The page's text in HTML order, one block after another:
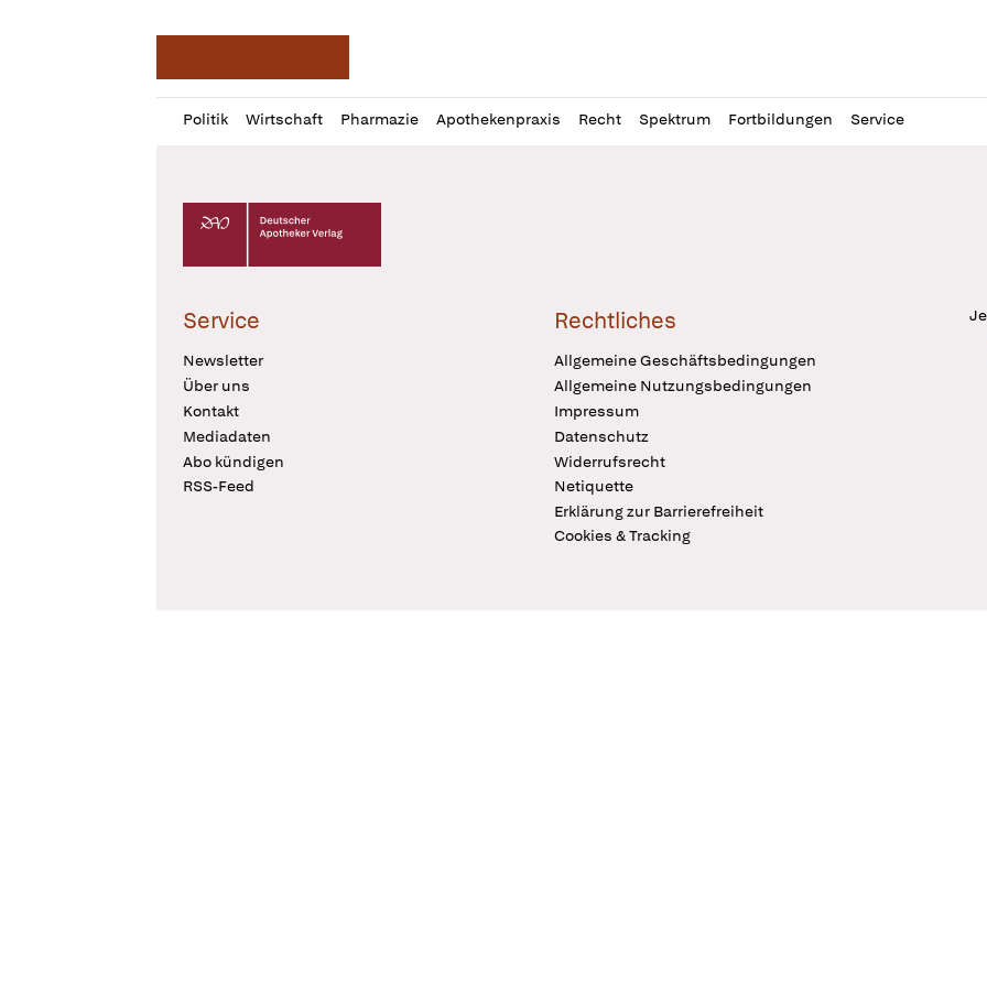
Politik Wirtschaft Pharmazie Apothekenpraxis Recht Spektrum Fortbildungen Service
Profil
öffnen
Daz
Pur
Deutscher Apotheker Verlag Logo
Service
Newsletter
Über uns
Kontakt
Mediadaten
Abo kündigen
RSS-Feed
Rechtliches
Allgemeine Geschäftsbedingungen
Allgemeine Nutzungsbedingungen
Impressum
Datenschutz
Widerrufsrecht
Netiquette
Erklärung zur Barrierefreiheit
Cookies & Tracking